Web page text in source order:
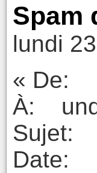
Spam
lundi
« De:
À:
Sujet:
Date: